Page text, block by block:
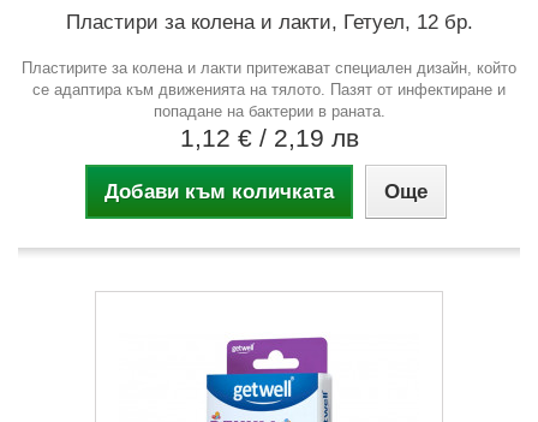
Пластири за колена и лакти, Гетуел, 12 бр.
Пластирите за колена и лакти притежават специален дизайн, който
се адаптира към движенията на тялото. Пазят от инфектиране и
попадане на бактерии в раната.
1,12 € / 2,19 лв
Добави към количката Още